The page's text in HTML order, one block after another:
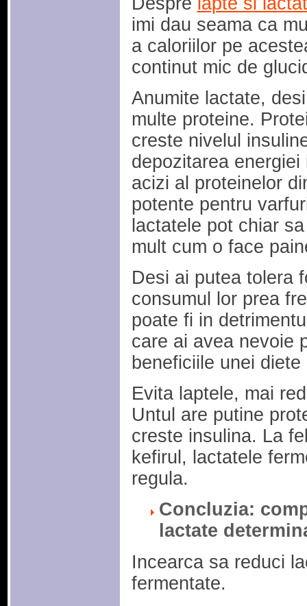
imi dau seama ca
a caloriilor pe
continut mic de
Anumite lactate,
multe proteine.
creste nivelul
depozitarea
acizi al proteinelor
potente pentru
lactatele pot chiar
mult cum o face
Desi ai putea tolera
consumul lor prea
poate fi in
care ai avea nevoie
beneficiile unei
Evita laptele, mai
Untul are putine
creste insulina. La
kefirul, lactatele
regula.
Concluzia:
lactate
Incearca sa reduci
fermentate.